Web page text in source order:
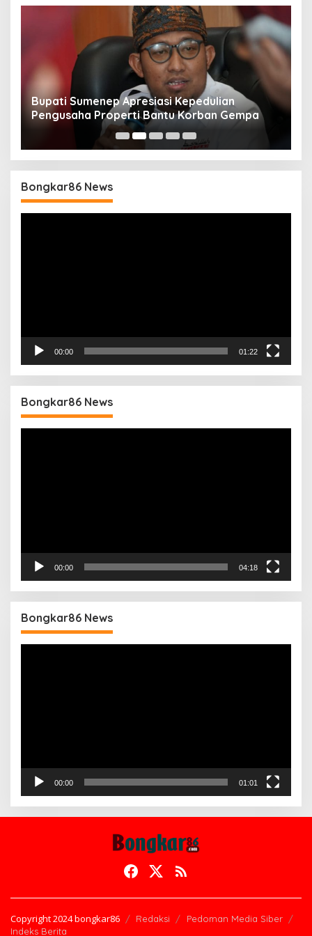
Bupati Sumenep Apresiasi Kepedulian
Pengusaha Properti Bantu Korban Gempa
Bongkar86 News
00:00 01:22
Bongkar86 News
00:00 04:18
Bongkar86 News
00:00 01:01
Copyright 2024 bongkar86 Redaksi
Pedoman Media Siber
Indeks Berita